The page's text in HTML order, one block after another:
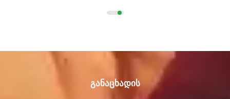
განაცხადის